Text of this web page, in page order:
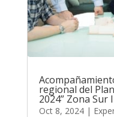
regional del
2024” Zona Sur
Oct 8, 2024|